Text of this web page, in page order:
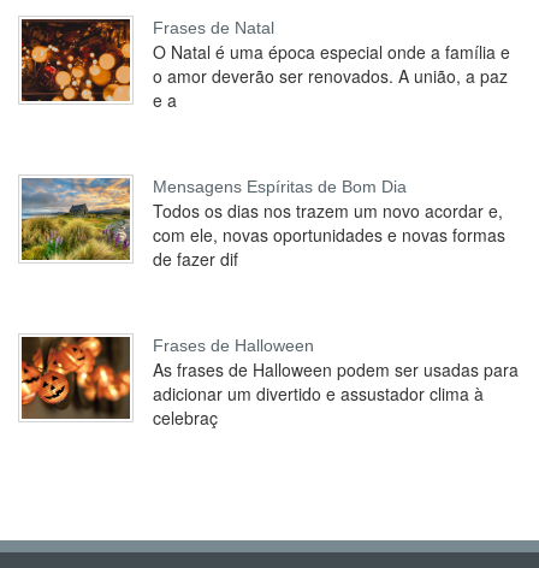
Frases de Natal
O Natal é uma época especial onde a família e
o amor deverão ser renovados. A união, a paz
e a
Mensagens Espíritas de Bom Dia
Todos os dias nos trazem um novo acordar e,
com ele, novas oportunidades e novas formas
de fazer dif
Frases de Halloween
As frases de Halloween podem ser usadas para
adicionar um divertido e assustador clima à
celebraç